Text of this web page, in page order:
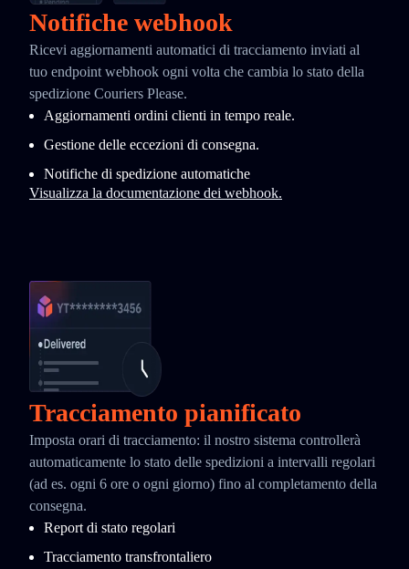
Notifiche webhook
Ricevi aggiornamenti automatici di tracciamento inviati al
tuo endpoint webhook ogni volta che cambia lo stato della
spedizione Couriers Please.
Aggiornamenti ordini clienti in tempo reale.
Gestione delle eccezioni di consegna.
Notifiche di spedizione automatiche
Visualizza la documentazione dei webhook.
Tracciamento pianificato
Imposta orari di tracciamento: il nostro sistema controllerà
automaticamente lo stato delle spedizioni a intervalli regolari
(ad es. ogni 6 ore o ogni giorno) fino al completamento della
consegna.
Report di stato regolari
Tracciamento transfrontaliero